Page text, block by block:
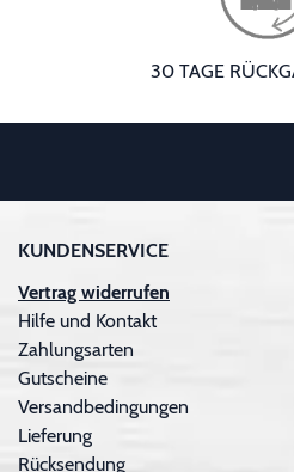
30 TAGE
KUNDENSERVICE
Vertrag widerrufen
Hilfe und Kontakt
Zahlungsarten
Gutscheine
Versandbedingungen
Lieferung
Rücksendung